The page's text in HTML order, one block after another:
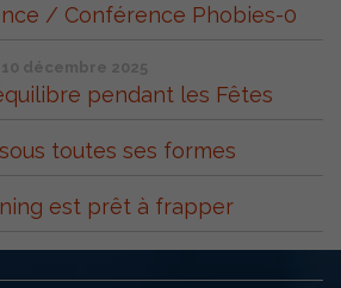
/ Conférence Phobies-0
10 décembre 2025
pendant les Fêtes
toutes ses formes
est prêt à frapper